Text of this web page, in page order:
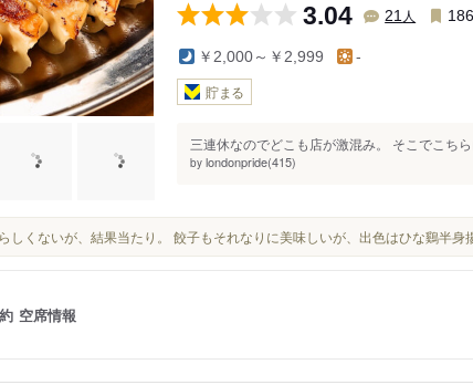
3.04 21 人 186
￥2,000～￥2,999 -
貯まる
三連休なのでどこも店が激混み。 そこでこち
by londonpride(415)
しくないが、結果当たり。 餃子もそれなりに美味しいが、出色はひな鷄半身
空席情報